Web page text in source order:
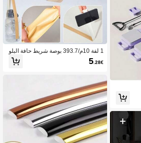
1 لفة 10م/393.7 بوصة شريط حافة البلو
ط الصناعي PVC ذاتي اللصق قشرة البلو
ط شريط حافة زخرفي خشبي مناسب لت
5.28€